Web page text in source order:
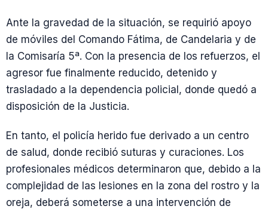
Ante la gravedad de la situación, se requirió apoyo
de móviles del Comando Fátima, de Candelaria y de
la Comisaría 5ª. Con la presencia de los refuerzos, el
agresor fue finalmente reducido, detenido y
trasladado a la dependencia policial, donde quedó a
disposición de la Justicia.
En tanto, el policía herido fue derivado a un centro
de salud, donde recibió suturas y curaciones. Los
profesionales médicos determinaron que, debido a la
complejidad de las lesiones en la zona del rostro y la
oreja, deberá someterse a una intervención de